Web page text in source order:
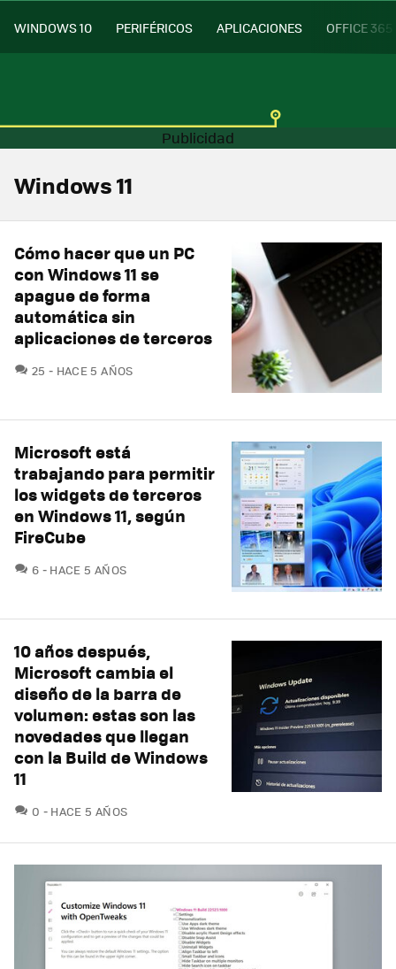
WINDOWS 10 PERIFÉRICOS APLICACIONES OFFICE 365
Windows 11
Cómo hacer que un PC
con Windows 11 se
apague de forma
automática sin
aplicaciones de terceros
25 COMENTARIOS
HACE 5 AÑOS
Microsoft está
trabajando para permitir
los widgets de terceros
en Windows 11, según
FireCube
6 COMENTARIOS
HACE 5 AÑOS
10 años después,
Microsoft cambia el
diseño de la barra de
volumen: estas son las
novedades que llegan
con la Build de Windows
11
0 COMENTARIOS
HACE 5 AÑOS